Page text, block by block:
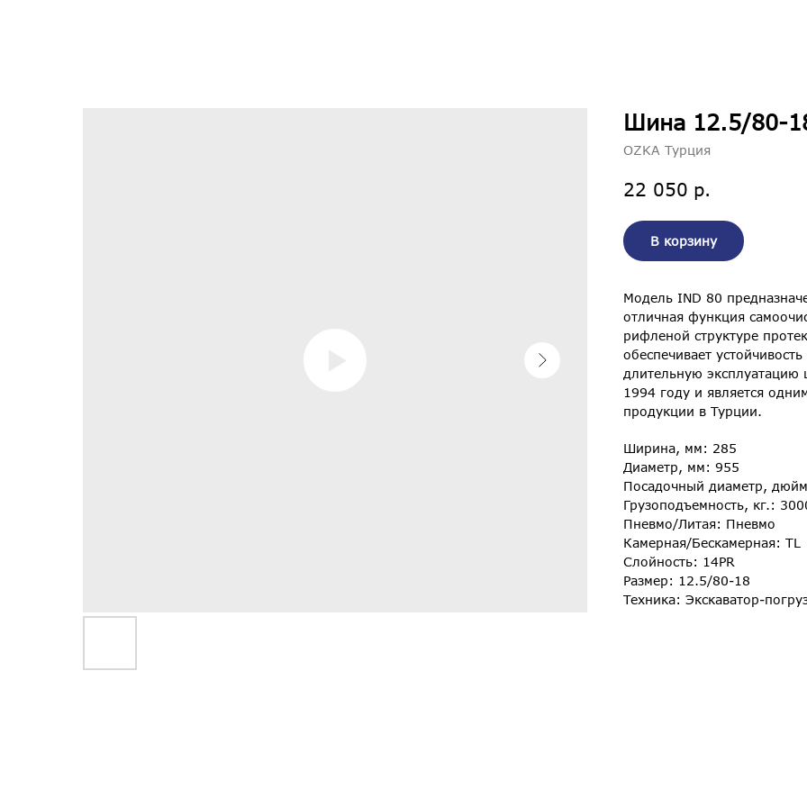
Шина 12.5/80-
OZKA Турция
22 050 р.
В корзину
Модель IND 80
отличная функция
рифленой структуре
обеспечивает
длительную
1994 году и является
продукции в Турции.
Ширина, мм: 285
Диаметр, мм: 955
Посадочный диаметр,
Грузоподъемность, кг.:
Пневмо/Литая: Пневмо
Камерная/Бескамерная: TL
Слойность: 14PR
Размер: 12.5/80-18
Техника: Экскаватор-